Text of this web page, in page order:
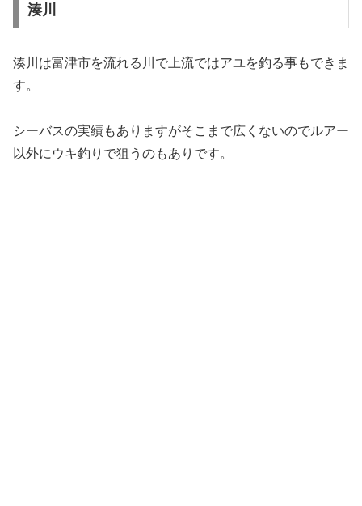
湊川
湊川は富津市を流れる川で上流ではアユを釣る事もできま
す。
シーバスの実績もありますがそこまで広くないのでルアー
以外にウキ釣りで狙うのもありです。